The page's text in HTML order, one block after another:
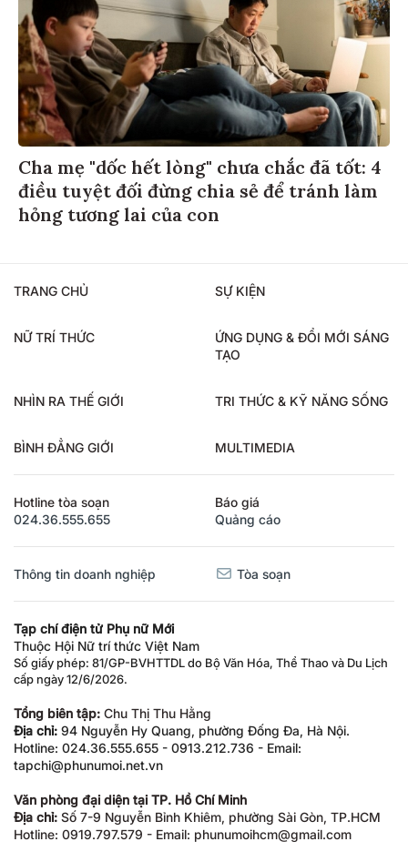
Cha mẹ "dốc hết lòng" chưa chắc đã tốt: 4
điều tuyệt đối đừng chia sẻ để tránh làm
hỏng tương lai của con
TRANG CHỦ SỰ KIỆN
NỮ TRÍ THỨC
ỨNG DỤNG & ĐỔI MỚI SÁNG
TẠO
NHÌN RA THẾ GIỚI TRI THỨC & KỸ NĂNG SỐNG
BÌNH ĐẲNG GIỚI MULTIMEDIA
Hotline tòa soạn
024.36.555.655
Báo giá
Quảng cáo
Thông tin doanh nghiệp Tòa soạn
Tạp chí điện tử Phụ nữ Mới
Thuộc Hội Nữ trí thức Việt Nam
Số giấy phép: 81/GP-BVHTTDL do Bộ Văn Hóa, Thể Thao và Du Lịch
cấp ngày 12/6/2026.
Tổng biên tập: Chu Thị Thu Hằng
Địa chỉ: 94 Nguyễn Hy Quang, phường Đống Đa, Hà Nội.
Hotline: 024.36.555.655 - 0913.212.736 - Email:
tapchi@phunumoi.net.vn
Văn phòng đại diện tại TP. Hồ Chí Minh
Địa chỉ: Số 7-9 Nguyễn Bỉnh Khiêm, phường Sài Gòn, TP.HCM
Hotline: 0919.797.579 - Email: phunumoihcm@gmail.com